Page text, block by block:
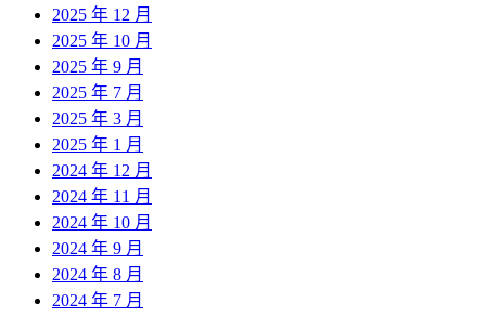
2025 年 12 月
2025 年 10 月
2025 年 9 月
2025 年 7 月
2025 年 3 月
2025 年 1 月
2024 年 12 月
2024 年 11 月
2024 年 10 月
2024 年 9 月
2024 年 8 月
2024 年 7 月